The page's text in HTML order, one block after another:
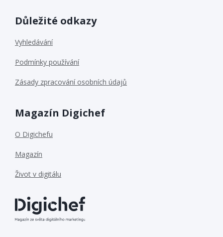
Důležité odkazy
Vyhledávání
Podmínky používání
Zásady zpracování osobních údajů
Magazín Digichef
O Digichefu
Magazín
Život v digitálu